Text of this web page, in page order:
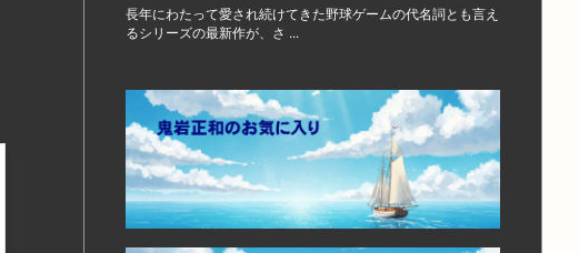
長年にわたって愛され続けてきた野球ゲームの代名詞とも言え
るシリーズの最新作が、さ ...